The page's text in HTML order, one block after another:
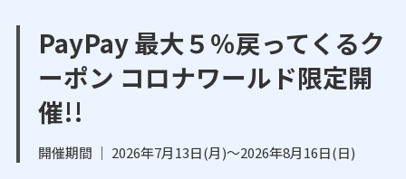
PayPay 最大５％戻ってくるク
ーポン コロナワールド限定開
催!!
開催期間 ｜ 2026年7月13日(月)～2026年8月16日(日)